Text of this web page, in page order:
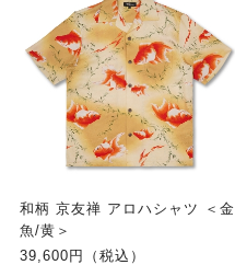
和柄 京友禅 アロハシャツ ＜金
魚/黄＞
39,600円（税込）